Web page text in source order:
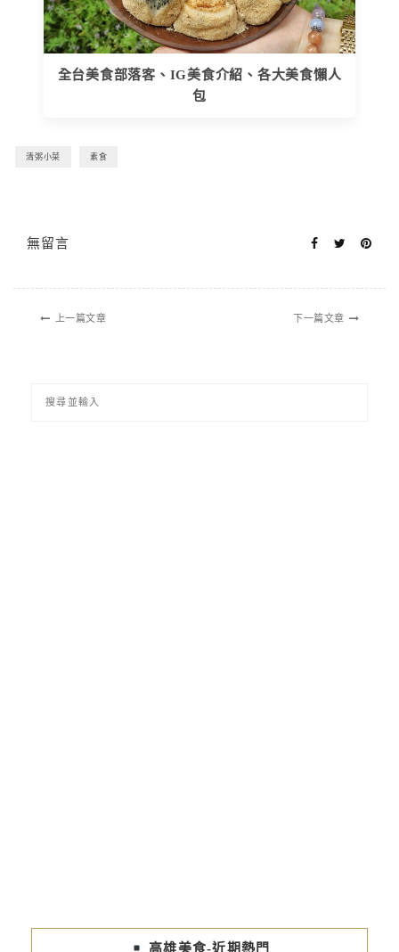
全台美食部落客、IG美食介紹、各大美食懶人
包
清粥小菜 素食
無留言
上一篇文章 下一篇文章
高雄美食-近期熱門